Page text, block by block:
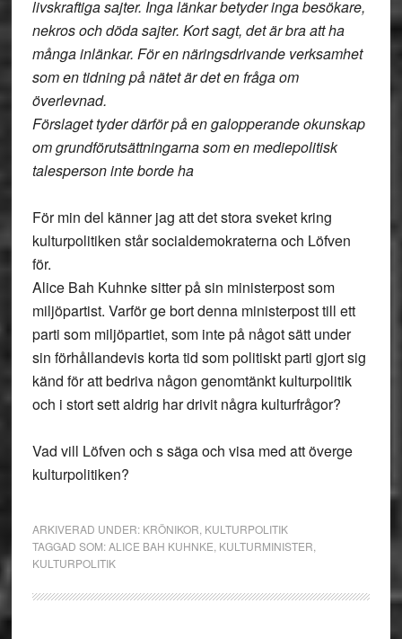
livskraftiga sajter. Inga länkar betyder inga besökare,
nekros och döda sajter. Kort sagt, det är bra att ha
många inlänkar. För en näringsdrivande verksamhet
som en tidning på nätet är det en fråga om
överlevnad.
Förslaget tyder därför på en galopperande okunskap
om grundförutsättningarna som en mediepolitisk
talesperson inte borde ha
För min del känner jag att det stora sveket kring
kulturpolitiken står socialdemokraterna och Löfven
för.
Alice Bah Kuhnke sitter på sin ministerpost som
miljöpartist. Varför ge bort denna ministerpost till ett
parti som miljöpartiet, som inte på något sätt under
sin förhållandevis korta tid som politiskt parti gjort sig
känd för att bedriva någon genomtänkt kulturpolitik
och i stort sett aldrig har drivit några kulturfrågor?
Vad vill Löfven och s säga och visa med att överge
kulturpolitiken?
ARKIVERAD UNDER: KRÖNIKOR KULTURPOLITIK
TAGGAD SOM:ALICE BAH KUHNKE KULTURMINISTER
KULTURPOLITIK